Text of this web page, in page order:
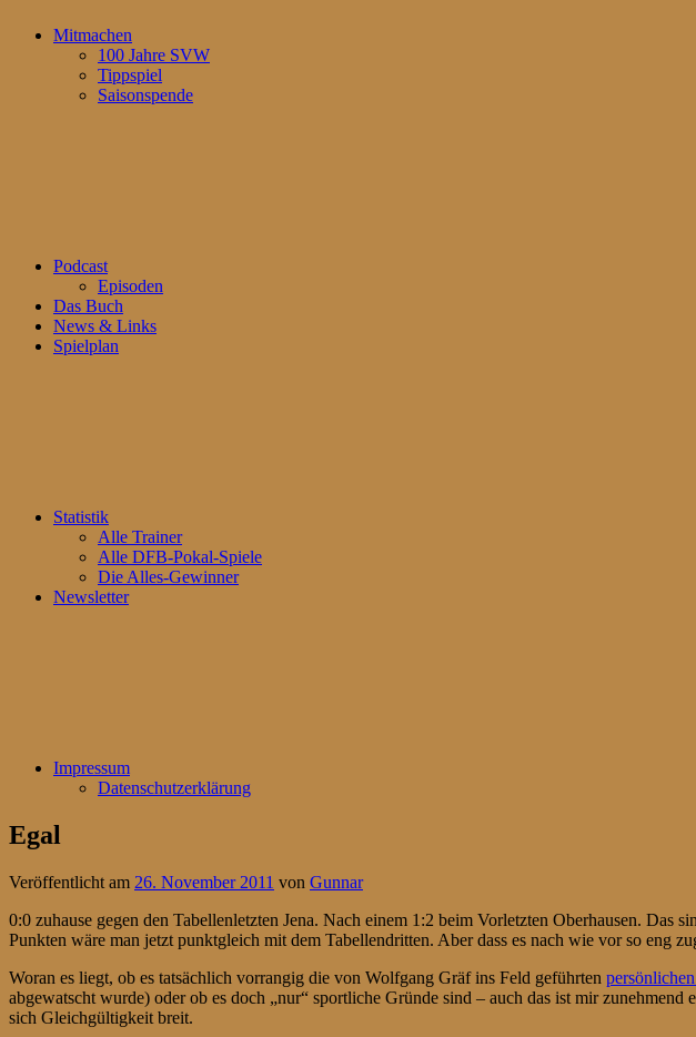
Mitmachen
100 Jahre SVW
Tippspiel
Saisonspende
Podcast
Episoden
Das Buch
News & Links
Spielplan
Statistik
Alle Trainer
Alle DFB-Pokal-Spiele
Die Alles-Gewinner
Newsletter
Impressum
Datenschutzerklärung
Egal
Veröffentlicht am 26. November 2011 von Gunnar
0:0 zuhause gegen den Tabellenletzten Jena. Nach einem 1:2 beim Vorletzten Oberhausen.
Punkten wäre man jetzt punktgleich mit dem Tabellendritten. Aber dass es nach wie vor so eng
Woran es liegt, ob es tatsächlich vorrangig die von Wolfgang Gräf ins Feld geführten
abgewatscht wurde) oder ob es doch „nur“ sportliche Gründe sind – auch das ist mir
sich Gleichgültigkeit breit.